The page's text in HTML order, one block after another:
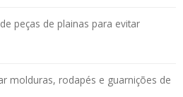
peças de plainas para evitar
molduras, rodapés e guarnições de